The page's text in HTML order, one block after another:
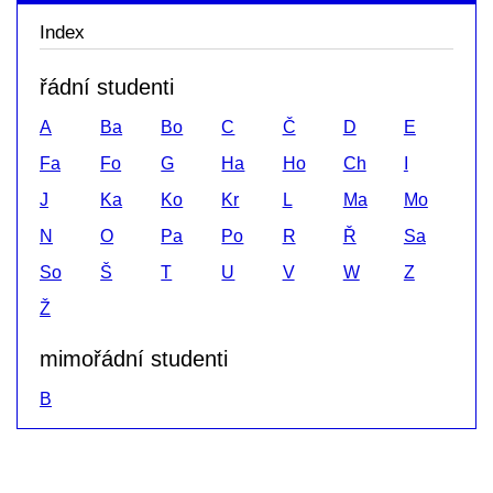
Index
řádní studenti
A Ba Bo C Č D
E
Fa
Fo G Ha Ho Ch
J
Ka Ko Kr L Ma
Mo
N
O Pa Po R Ř
Sa
So
Š T U V W
Z
Ž
mimořádní studenti
B